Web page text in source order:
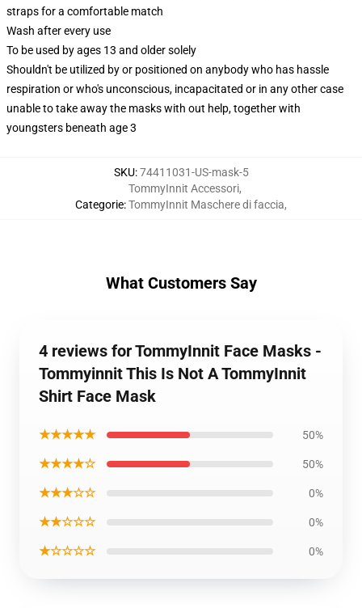
straps for a comfortable match
Wash after every use
To be used by ages 13 and older solely
Shouldn't be utilized by or positioned on anybody who has hassle
respiration or who's unconscious, incapacitated or in any other case
unable to take away the masks with out help, together with
youngsters beneath age 3
SKU:74411031-US-mask-5
Categorie:
TommyInnit Accessori,
TommyInnit Maschere di faccia,
What Customers Say
4 reviews for TommyInnit Face Masks -
Tommyinnit This Is Not A TommyInnit
Shirt Face Mask
★★★★★ 50%
★★★★☆ 50%
★★★☆☆ 0%
★★☆☆☆ 0%
★☆☆☆☆ 0%